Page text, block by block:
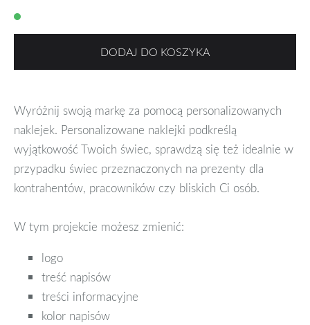
DODAJ DO KOSZYKA
Wyróżnij swoją markę za pomocą personalizowanych
naklejek. Personalizowane naklejki podkreślą
wyjątkowość Twoich świec, sprawdzą się też idealnie w
przypadku świec przeznaczonych na prezenty dla
kontrahentów, pracowników czy bliskich Ci osób.
W tym projekcie możesz zmienić:
logo
treść napisów
treści informacyjne
kolor napisów